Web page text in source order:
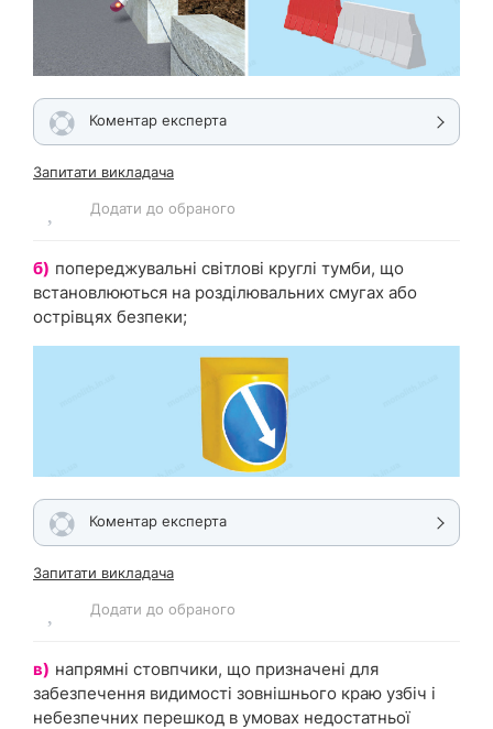
Коментар експерта
Запитати викладача
Додати до обраного
б) попереджувальні світлові круглі тумби, що
встановлюються на розділювальних смугах або
острівцях безпеки;
Коментар експерта
Запитати викладача
Додати до обраного
в) напрямні стовпчики, що призначені для
забезпечення видимості зовнішнього краю узбіч і
небезпечних перешкод в умовах недостатньої